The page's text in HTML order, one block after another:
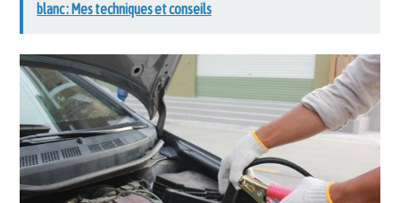
blanc : Mes techniques et conseils